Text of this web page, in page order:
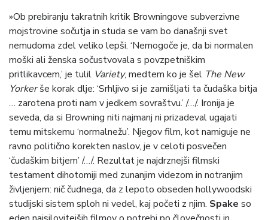
»Ob prebiranju takratnih kritik Browningove subverzivne
mojstrovine sočutja in studa se vam bo današnji svet
nemudoma zdel veliko lepši. ‘Nemogoče je, da bi normalen
moški ali ženska sočustvovala s povzpetniškim
pritlikavcem,’ je tulil Variety, medtem ko je šel The New
Yorkerše korak dlje: ‘Srhljivo si je zamišljati ta čudaška bitja
… zarotena proti nam v jedkem sovraštvu.’ /…/. Ironija je
seveda, da si Browning niti najmanj ni prizadeval ugajati
temu mitskemu ‘normalnežu’. Njegov film, kot namiguje ne
ravno politično korekten naslov, je v celoti posvečen
‘čudaškim bitjem’ /…/. Rezultat je najdrznejši filmski
testament dihotomiji med zunanjim videzom in notranjim
življenjem: nič čudnega, da z lepoto obseden hollywoodski
studijski sistem sploh ni vedel, kaj početi z njim. Spake so